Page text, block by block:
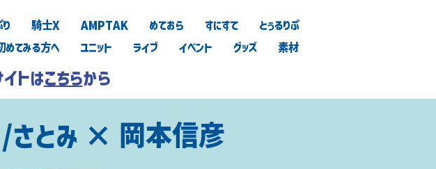
騎士X AMPTAK めておら すにすて
とぅるりぷ
てみる方へ
ユニット ライブ イベント グッズ 素材
トはこちらから
み × 岡本信彦